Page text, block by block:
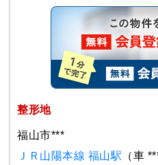
整形地
福山市***
ＪＲ山陽本線 福山駅 （車